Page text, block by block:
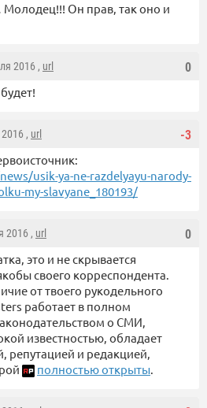
Молодец!!! Он прав, так оно и
0
2016 , url
-3
, url
usik-ya-ne-razdelyayu-narody-
my-slavyane_180193/
0
2016 , url
это и не скрывается
своего корреспондента.
от твоего рукодельного
работает в полном
о СМИ,
известностью, обладает
репутацией и редакцией,
полностью открыты.